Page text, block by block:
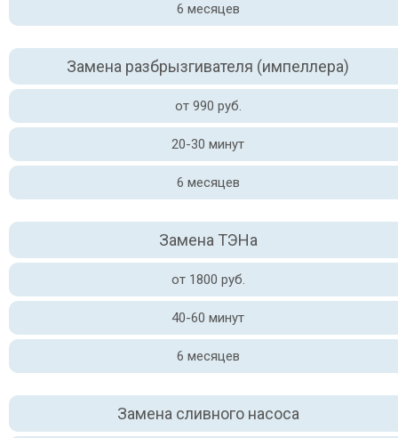
6 месяцев
Замена разбрызгивателя (импеллера)
от 990 руб.
20-30 минут
6 месяцев
Замена ТЭНа
от 1800 руб.
40-60 минут
6 месяцев
Замена сливного насоса